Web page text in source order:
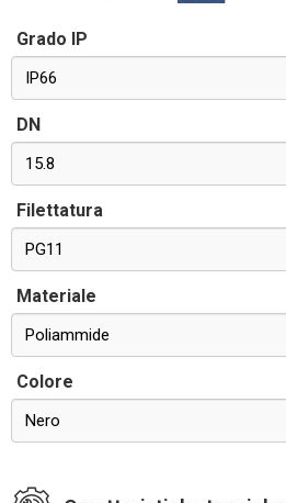
Grado IP
IP66
DN
15.8
Filettatura
PG11
Materiale
Poliammide
Colore
Nero